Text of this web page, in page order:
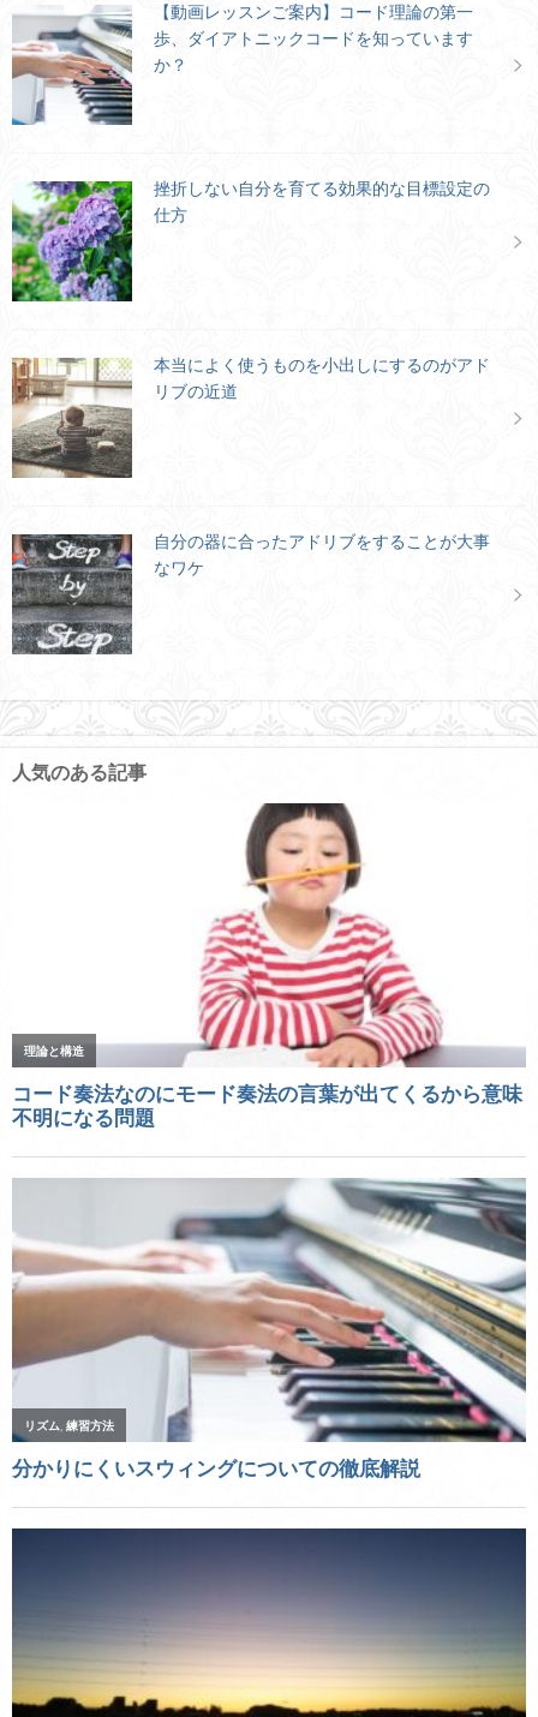
【動画レッスンご案内】コード理論の第一
歩、ダイアトニックコードを知っています
か？
挫折しない自分を育てる効果的な目標設定の
仕方
本当によく使うものを小出しにするのがアド
リブの近道
自分の器に合ったアドリブをすることが大事
なワケ
人気のある記事